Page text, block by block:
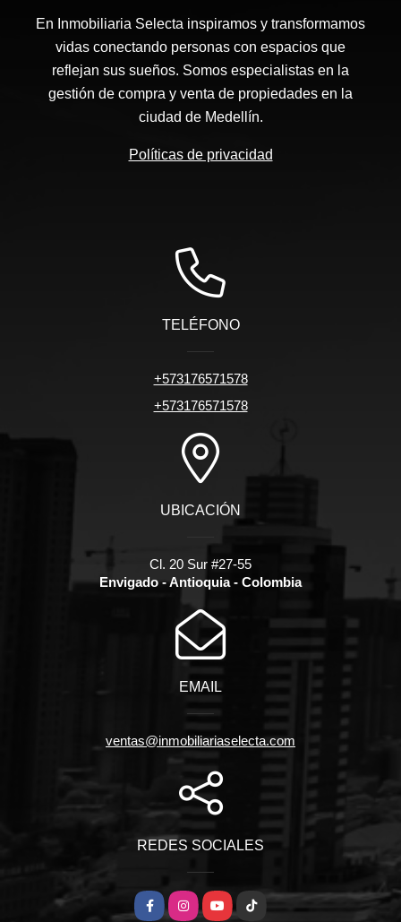
En Inmobiliaria Selecta inspiramos y transformamos
vidas conectando personas con espacios que
reflejan sus sueños. Somos especialistas en la
gestión de compra y venta de propiedades en la
ciudad de Medellín.
Políticas de privacidad
TELÉFONO
+573176571578
+573176571578
UBICACIÓN
Cl. 20 Sur #27-55
Envigado - Antioquia - Colombia
EMAIL
ventas@inmobiliariaselecta.com
REDES SOCIALES
FacebookInstagramYouTubeTikTok